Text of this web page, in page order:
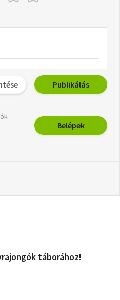
Publikálás
Belépek
táborához!